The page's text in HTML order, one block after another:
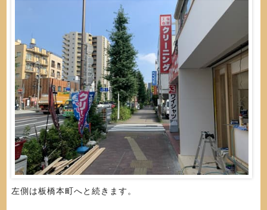
左側は板橋本町へと続きます。